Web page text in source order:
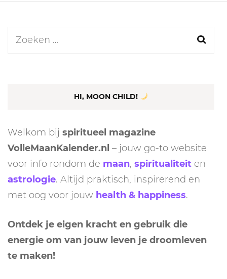
Zoeken
HI, MOON CHILD!
Welkom bij spiritueel magazine
VolleMaanKalender.nl – jouw go-to website
voor info rondom de maan, spiritualiteit en
astrologie. Altijd praktisch, inspirerend en
met oog voor jouw health & happiness.
Ontdek je eigen kracht en gebruik die
energie om van jouw leven je droomleven
te maken!